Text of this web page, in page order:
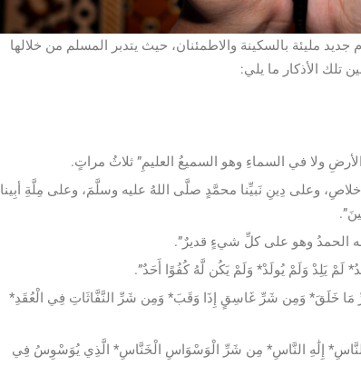
جديد مليئة بالسكينة والاطمئنان، حيث يتدبر المسلم من خلالها
الأذكار ما يلي:
ولا في السماءِ وهو السميعُ العليمِ” ثلاثُ مراتٍ.
وعلى دِينِ نَبيِّنا محمَّدٍ صلَّى اللهُ عليه وسلَّمَ، وعلى مِلَّةِ أبِينا
وله الحمدُ وهو على كلِّ شيءٍ قديرٌ”.
لَمْ يَلِدْ وَلَمْ يُولَدْ* وَلَمْ يَكُن لَّهُ كُفُوًا أَحَدٌ”.
خَلَقَ* وَمِن شَرِّ غَاسِقٍ إِذَا وَقَبَ* وَمِن شَرِّ النَّفَّاثَاتِ فِي الْعُقَدِ*
إِلَٰهِ النَّاسِ* مِن شَرِّ الْوَسْوَاسِ الْخَنَّاسِ* الَّذِي يُوَسْوِسُ فِي